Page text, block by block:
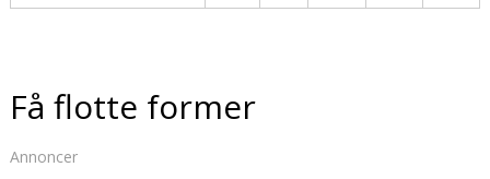
Få flotte former
Annoncer